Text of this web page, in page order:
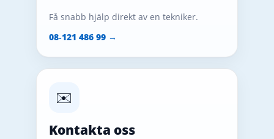
Få snabb hjälp direkt av en tekniker.
08‑121 486 99 →
✉️
Kontakta oss